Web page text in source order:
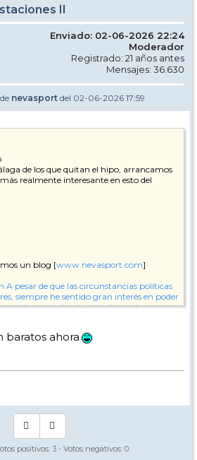
II
Enviado: 02-06-2026 22:24
Moderador
Registrado: 21 años antes
Mensajes: 36.630
nevasport del 02-06-2026 17:59
de los que quitan el hipo, arrancamos
realmente interesante en esto del
un blog [www.nevasport.com]
A pesar de que las circunstancias políticas
siempre he sentido gran interés en poder
viaje a una de mis grandes pasiones
baratos ahora
positivos: 3 - Votos negativos: 0